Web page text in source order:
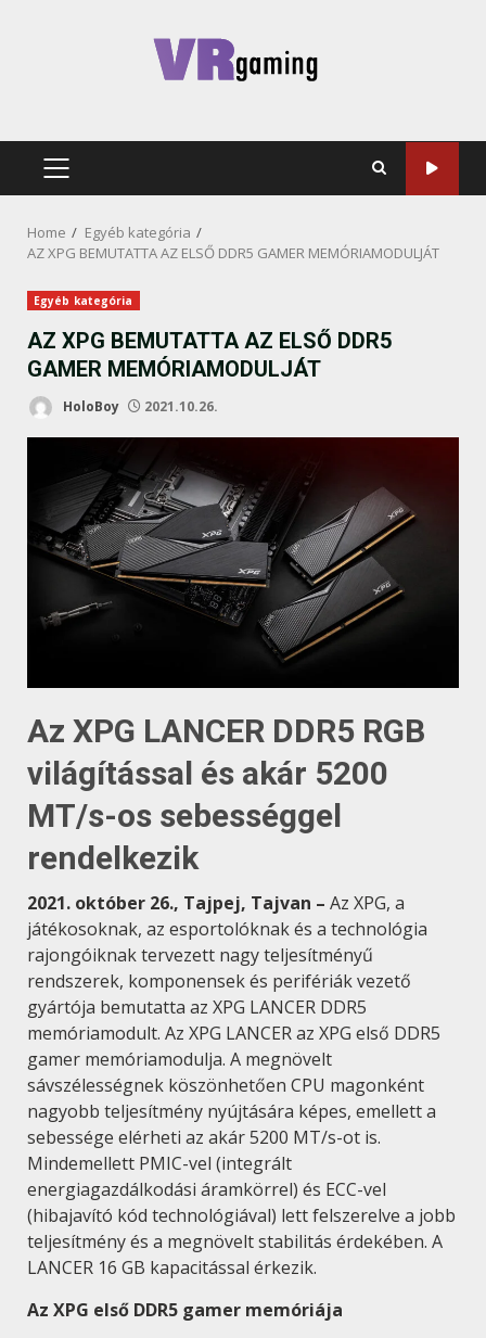
PRIMARY
Home
Egyéb kategória
AZ XPG BEMUTATTA AZ ELSŐ DDR5 GAMER MEMÓRIAMODULJÁT
Egyéb kategória
AZ XPG BEMUTATTA AZ ELSŐ DDR5
GAMER MEMÓRIAMODULJÁT
HoloBoy 2021.10.26.
Az XPG LANCER DDR5 RGB
világítással és akár 5200
MT/s-os sebességgel
rendelkezik
2021. október 26., Tajpej, Tajvan – Az XPG, a
játékosoknak, az esportolóknak és a technológia
rajongóiknak tervezett nagy teljesítményű
rendszerek, komponensek és perifériák vezető
gyártója bemutatta az XPG LANCER DDR5
memóriamodult. Az XPG LANCER az XPG első DDR5
gamer memóriamodulja. A megnövelt
sávszélességnek köszönhetően CPU magonként
nagyobb teljesítmény nyújtására képes, emellett a
sebessége elérheti az akár 5200 MT/s-ot is.
Mindemellett PMIC-vel (integrált
energiagazdálkodási áramkörrel) és ECC-vel
(hibajavító kód technológiával) lett felszerelve a jobb
teljesítmény és a megnövelt stabilitás érdekében. A
LANCER 16 GB kapacitással érkezik.
Az XPG első DDR5 gamer memóriája